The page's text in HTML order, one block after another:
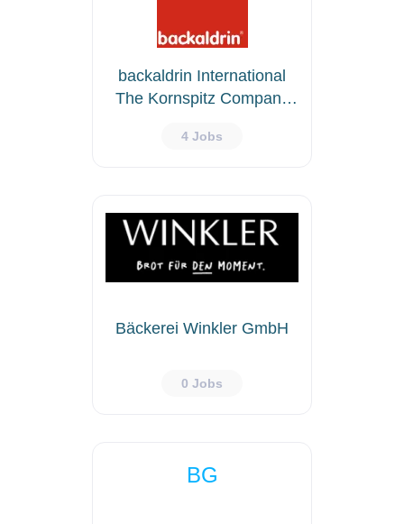
backaldrin International
The Kornspitz Company
4 Jobs
Bäckerei Winkler GmbH
0 Jobs
BG